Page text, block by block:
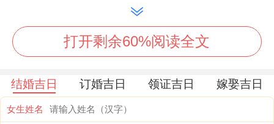
不瞒你说 -
是不大适合结婚的年龄段...
打开剩余60%阅读全文
结婚吉日 订婚吉日 领证吉日 嫁娶吉日
女生姓名